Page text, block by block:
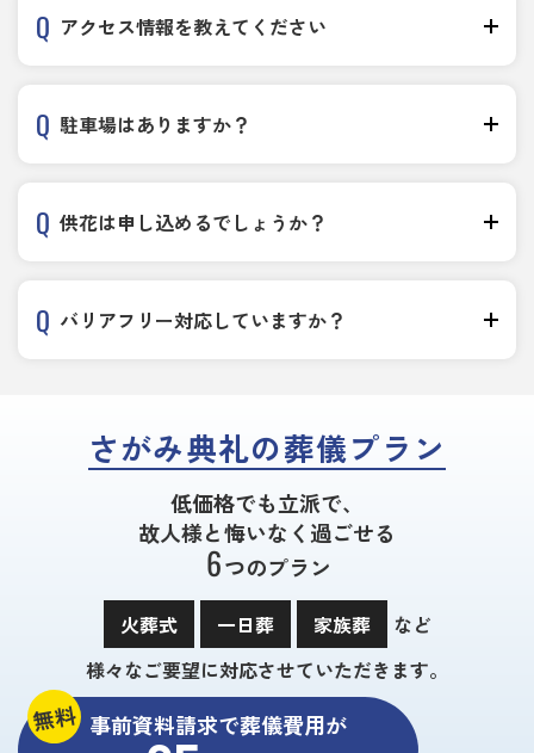
アクセス情報を教えてください
駐車場はありますか？
供花は申し込めるでしょうか？
バリアフリー対応していますか？
さがみ典礼の葬儀プラン
低価格でも立派で、
故人様と悔いなく過ごせる
6つのプラン
火葬式 一日葬 家族葬
など
様々なご要望に対応させていただきます。
無料 事前資料請求で葬儀費用が